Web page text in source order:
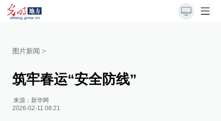
图片新闻 >
筑牢春运“安全防线”
来源： 新华网
2026-02-11 08:21